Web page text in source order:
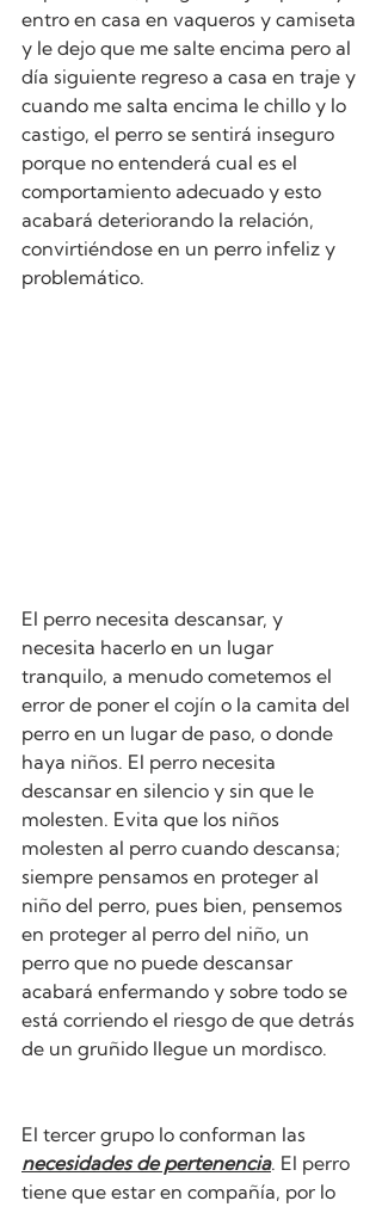
entro en casa en vaqueros y camiseta
y le dejo que me salte encima pero al
día siguiente regreso a casa en traje y
cuando me salta encima le chillo y lo
castigo, el perro se sentirá inseguro
porque no entenderá cual es el
comportamiento adecuado y esto
acabará deteriorando la relación,
convirtiéndose en un perro infeliz y
problemático.
El perro necesita descansar, y
necesita hacerlo en un lugar
tranquilo, a menudo cometemos el
error de poner el cojín o la camita del
perro en un lugar de paso, o donde
haya niños. El perro necesita
descansar en silencio y sin que le
molesten. Evita que los niños
molesten al perro cuando descansa;
siempre pensamos en proteger al
niño del perro, pues bien, pensemos
en proteger al perro del niño, un
perro que no puede descansar
acabará enfermando y sobre todo se
está corriendo el riesgo de que detrás
de un gruñido llegue un mordisco.
El tercer grupo lo conforman las
necesidades de pertenencia. El perro
tiene que estar en compañía, por lo